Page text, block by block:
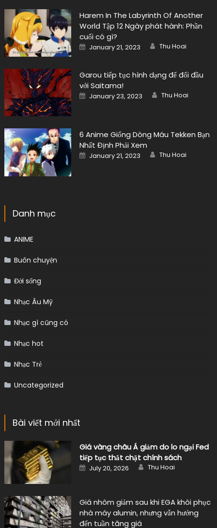
Harem In The Labyrinth Of Another
World Tập 12 Ngày phát hành: Phần
cuối có gì?
Posted
on
January 21, 2023 Author
Thu Hoai
Garou tiếp tục hình dạng để đối đầu
với Saitama!
Posted
on
January 23, 2023 Author
Thu Hoai
6 Anime Giống Dòng Máu Tekken Bạn
Nhất Định Phải Xem
Posted
on
January 21, 2023 Author
Thu Hoai
Danh mục
ANIME
Buôn chuyện
Đời sống
Nhạc Âu Mỹ
Nhạc gì cũng có
Nhạc hot
Nhạc Trẻ
Uncategorized
Bài viết mới nhất
Giá vàng châu Á giảm do lo ngại Fed
tiếp tục thắt chặt chính sách
Posted
on
July 20, 2026 Author
Thu Hoai
Giá nhôm giảm sau khi EGA khôi phục
nhà máy alumin, nhưng vẫn hướng
đến tuần tăng giá